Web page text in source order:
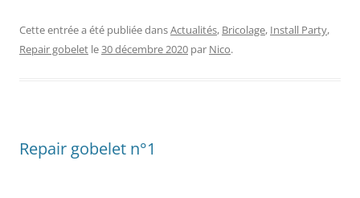
Cette entrée a été publiée dansActualités, Bricolage, Install Party,
Repair gobelet le30 décembre 2020 par Nico.
Repair gobelet n°1